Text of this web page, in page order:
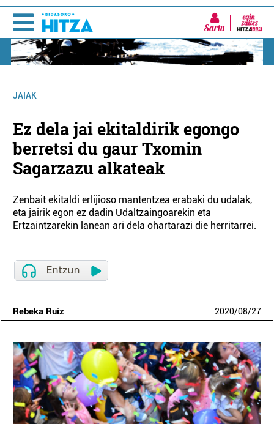
Sartu
JAIAK
Ez dela jai ekitaldirik egongo
berretsi du gaur Txomin
Sagarzazu alkateak
Zenbait ekitaldi erlijioso mantentzea erabaki du udalak,
eta jairik egon ez dadin Udaltzaingoarekin eta
Ertzaintzarekin lanean ari dela ohartarazi die herritarrei.
Rebeka Ruiz 2020/08/27